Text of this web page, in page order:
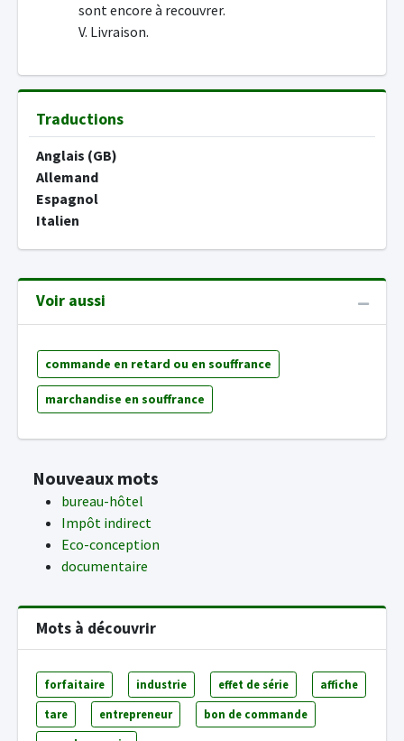
sont encore à recouvrer.
V. Livraison.
Traductions
Anglais (GB)
Allemand
Espagnol
Italien
Voir aussi
commande en retard ou en souffrance
marchandise en souffrance
Nouveaux mots
bureau-hôtel
Impôt indirect
Eco-conception
documentaire
Mots à découvrir
forfaitaire industrie effet de série affiche
tare entrepreneur bon de commande